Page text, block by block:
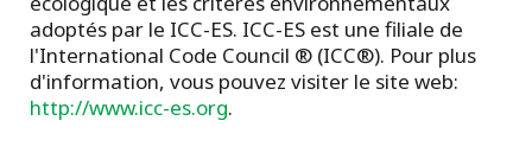
adoptés par le ICC-ES. ICC-ES est une filiale de
l'International Code Council ® (ICC®). Pour plus
d'information, vous pouvez visiter le site web:
http://www.icc-es.org.